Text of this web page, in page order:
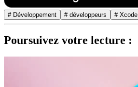
# Développement # développeurs # Xcode
Poursuivez votre lecture :